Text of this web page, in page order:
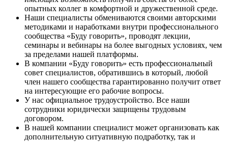
опытных коллег в комфортной и дружественной среде.
Наши специалисты обмениваются своими авторскими
методиками и наработками внутри профессионального
сообщества «Буду говорить», проводят лекции,
семинары и вебинары на более выгодных условиях, чем
за пределами нашей платформы.
В компании «Буду говорить» есть профессиональный
совет специалистов, обратившись в который, любой
член нашего сообщества гарантированно получит ответ
на интересующие его рабочие вопросы.
У нас официальное трудоустройство. Все наши
сотрудники юридически защищены трудовым
договором.
В нашей компании специалист может организовать как
дополнительную ситуативную подработку, так и